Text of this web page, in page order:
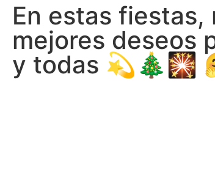
En estas fiestas,
mejores deseos
y todas 💫🎄🎇